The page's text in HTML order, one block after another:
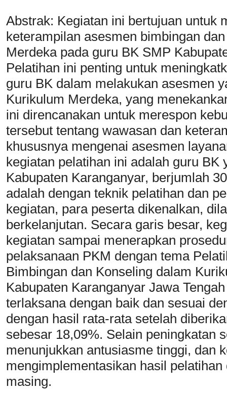
Abstrak: Kegiatan ini bertujuan untuk
keterampilan asesmen bimbingan
Merdeka pada guru BK SMP
Pelatihan ini penting untuk
guru BK dalam melakukan asesmen
Kurikulum Merdeka, yang
ini direncanakan untuk merespon
tersebut tentang wawasan dan
khususnya mengenai asesmen
kegiatan pelatihan ini adalah guru
Kabupaten Karanganyar, berjumlah
adalah dengan teknik pelatihan dan
kegiatan, para peserta dikenalkan,
berkelanjutan. Secara garis besar,
kegiatan sampai menerapkan
pelaksanaan PKM dengan tema
Bimbingan dan Konseling dalam
Kabupaten Karanganyar Jawa
terlaksana dengan baik dan sesuai
dengan hasil rata-rata setelah
sebesar 18,09%. Selain peningkatan
menunjukkan antusiasme tinggi, dan
mengimplementasikan hasil
masing.